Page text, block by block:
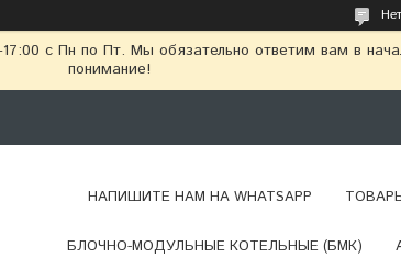
с Пн по Пт. Мы обязательно ответим вам в
понимание!
НАПИШИТЕ НАМ НА WHATSAPP
БЛОЧНО-МОДУЛЬНЫЕ КОТЕЛЬНЫЕ (БМК)